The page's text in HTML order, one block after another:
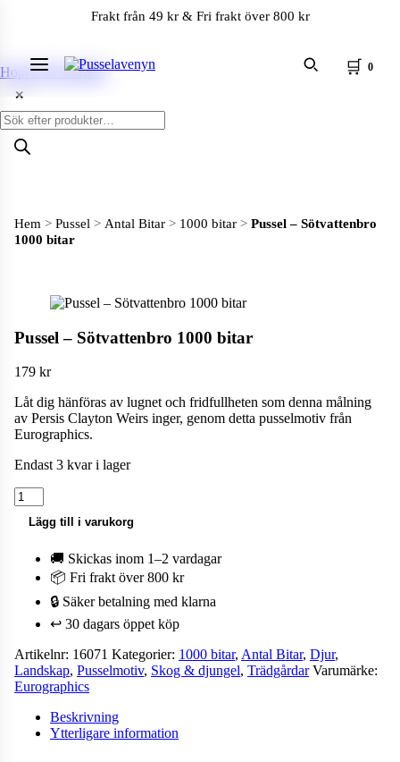
Hoppa till innehåll
Frakt från 49 kr & Fri frakt över 800 kr
Meny 🛒 0
✕
Produktsökning
Hem > Pussel > Antal Bitar > 1000 bitar > Pussel – Sötvattenbro
1000 bitar
Pussel – Sötvattenbro 1000 bitar
179 kr
Låt dig hänföras av lugnet och fridfullheten som denna målning
av Persis Clayton Weirs inger, genom detta pusselmotiv från
Eurographics.
Endast 3 kvar i lager
Pussel
-
Sötvattenbro
bitar
mängd
Lägg till i varukorg
🚚 Skickas inom 1–2 vardagar
📦 Fri frakt över 800 kr
🔒 Säker betalning med klarna
↩️ 30 dagars öppet köp
Artikelnr: 16071 Kategorier: 1000 bitar, Antal Bitar, Djur,
Landskap, Pusselmotiv, Skog & djungel, Trädgårdar Varumärke:
Eurographics
Beskrivning
Ytterligare information